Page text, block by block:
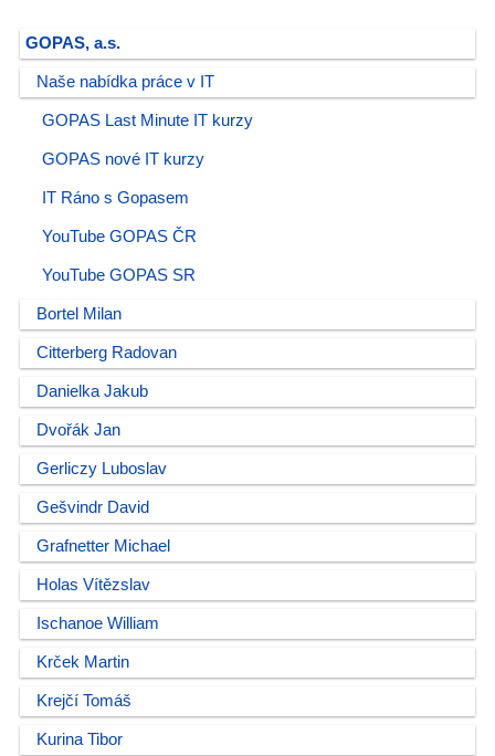
GOPAS, a.s.
Naše nabídka práce v IT
GOPAS Last Minute IT kurzy
GOPAS nové IT kurzy
IT Ráno s Gopasem
YouTube GOPAS ČR
YouTube GOPAS SR
Bortel Milan
Citterberg Radovan
Danielka Jakub
Dvořák Jan
Gerliczy Luboslav
Gešvindr David
Grafnetter Michael
Holas Vítězslav
Ischanoe William
Krček Martin
Krejčí Tomáš
Kurina Tibor